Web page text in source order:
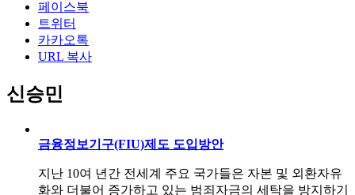
페이스북
트위터
카카오톡
URL 복사
신승민
금융정보기구(FIU)제도 도입방안
지난 10여 년간 전세계 주요 국가들은 자본 및 외환자유
화와 더불어 증가하고 있는 범죄자금의 세탁을 방지하기